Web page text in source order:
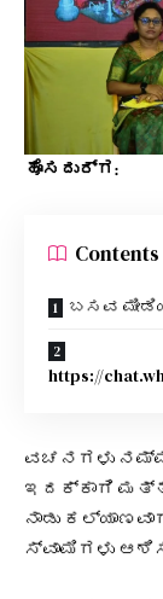
ಹೊಸದುರ್ಗ:
Contents
ಬಸವ
https://
ವಚನಗಳು
ಇದಕ್ಕಾಗಿ
ನಾಡು
ಸ್ವಾಮಿಗಳು